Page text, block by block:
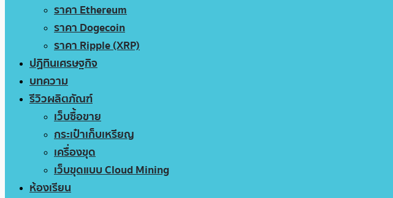
ราคา Ethereum
ราคา Dogecoin
ราคา Ripple (XRP)
ปฏิทินเศรษฐกิจ
บทความ
รีวิวผลิตภัณฑ์
เว็บซื้อขาย
กระเป๋าเก็บเหรียญ
เครื่องขุด
เว็บขุดแบบ Cloud Mining
ห้องเรียน